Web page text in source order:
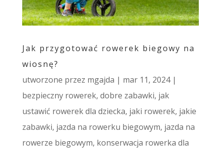
Jak przygotować rowerek biegowy na
wiosnę?
utworzone przez mgajda | mar 11, 2024|
bezpieczny rowerek, dobre zabawki, jak
ustawić rowerek dla dziecka, jaki rowerek, jakie
zabawki, jazda na rowerku biegowym, jazda na
rowerze biegowym, konserwacja rowerka dla